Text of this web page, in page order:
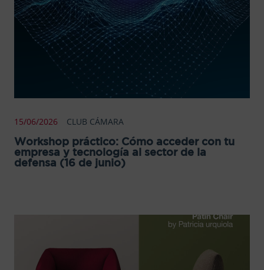
15/06/2026 CLUB CÁMARA
Workshop práctico: Cómo acceder con tu
empresa y tecnología al sector de la
defensa (16 de junio)